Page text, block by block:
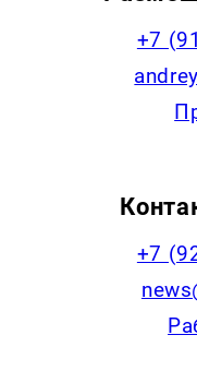
+7
+7